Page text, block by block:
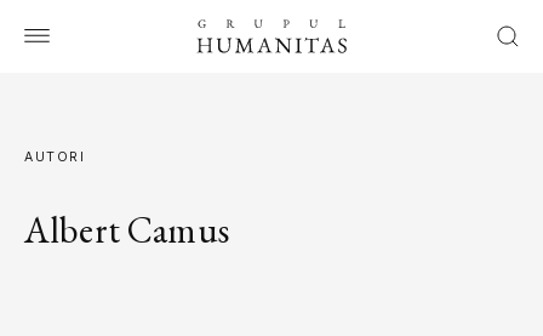
AUTORI
Albert Camus